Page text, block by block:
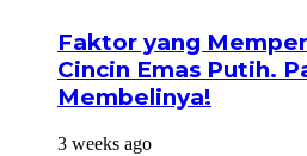
Faktor yang
Cincin Emas Putih.
Membelinya!
3 weeks ago